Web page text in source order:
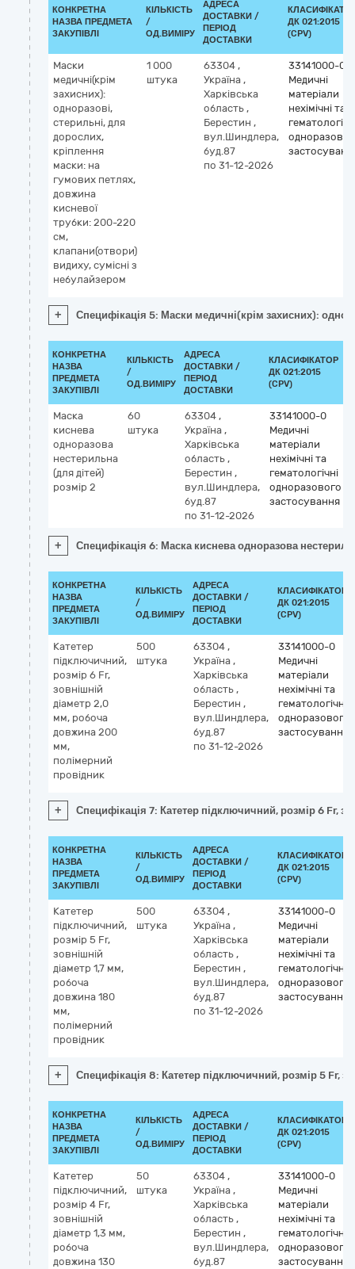
КОНКРЕТНА
НАЗВА ПРЕДМЕТА
ЗАКУПІВЛІ
КІЛЬКІСТЬ
/
ОД.ВИМІРУ
АДРЕСА
ДОСТАВКИ /
ПЕРІОД
ДОСТАВКИ
ДК 021:2015
(CPV)
Маски
медичні(крім
захисних):
одноразові,
стерильні, для
дорослих,
кріплення
маски: на
гумових петлях,
довжина
кисневої
трубки: 200-220
см,
клапани(отвори)
видиху, сумісні з
небулайзером
1 000
штука
63304 ,
Україна ,
Харківська
область ,
Берестин ,
вул.Шиндлера,
буд.87
по 31-12-2026
33141000-0
Медичні
матеріали
нехімічні та
+ Специфікація 5: Маски медичні(крім захисних):
КОНКРЕТНА
НАЗВА
ПРЕДМЕТА
ЗАКУПІВЛІ
КІЛЬКІСТЬ
/
ОД.ВИМІРУ
АДРЕСА
ДОСТАВКИ /
ПЕРІОД
ДОСТАВКИ
КЛАСИФІКАТОР
ДК 021:2015
(CPV)
Маска
киснева
одноразова
нестерильна
(для дітей)
розмір 2
60
штука
63304 ,
Україна ,
Харківська
область ,
Берестин ,
вул.Шиндлера,
буд.87
по 31-12-2026
33141000-0
Медичні
матеріали
нехімічні та
гематологічні
одноразового
застосування
+ Специфікація 6: Маска киснева одноразова
КОНКРЕТНА
НАЗВА
ПРЕДМЕТА
ЗАКУПІВЛІ
КІЛЬКІСТЬ
/
ОД.ВИМІРУ
АДРЕСА
ДОСТАВКИ /
ПЕРІОД
ДОСТАВКИ
КЛАСИФІКАТОР
ДК 021:2015
(CPV)
Катетер
підключичний,
розмір 6 Fr,
зовнішній
діаметр 2,0
мм, робоча
довжина 200
мм,
полімерний
провідник
500
штука
63304 ,
Україна ,
Харківська
область ,
Берестин ,
вул.Шиндлера,
буд.87
по 31-12-2026
33141000-0
Медичні
матеріали
нехімічні та
гематологічні
одноразового
застосування
+ Специфікація 7: Катетер підключичний, розмір 6 Fr,
КОНКРЕТНА
НАЗВА
ПРЕДМЕТА
ЗАКУПІВЛІ
КІЛЬКІСТЬ
/
ОД.ВИМІРУ
АДРЕСА
ДОСТАВКИ /
ПЕРІОД
ДОСТАВКИ
КЛАСИФІКАТОР
ДК 021:2015
(CPV)
Катетер
підключичний,
розмір 5 Fr,
зовнішній
діаметр 1,7 мм,
робоча
довжина 180
мм,
полімерний
провідник
500
штука
63304 ,
Україна ,
Харківська
область ,
Берестин ,
вул.Шиндлера,
буд.87
по 31-12-2026
33141000-0
Медичні
матеріали
нехімічні та
гематологічні
одноразового
застосування
+ Специфікація 8: Катетер підключичний, розмір 5 Fr,
КОНКРЕТНА
НАЗВА
ПРЕДМЕТА
ЗАКУПІВЛІ
КІЛЬКІСТЬ
/
ОД.ВИМІРУ
АДРЕСА
ДОСТАВКИ /
ПЕРІОД
ДОСТАВКИ
КЛАСИФІКАТОР
ДК 021:2015
(CPV)
Катетер
підключичний,
розмір 4 Fr,
зовнішній
діаметр 1,3 мм,
робоча
довжина 130
50
штука
63304 ,
Україна ,
Харківська
область ,
Берестин ,
вул.Шиндлера,
буд.87
33141000-0
Медичні
матеріали
нехімічні та
гематологічні
одноразового
застосування